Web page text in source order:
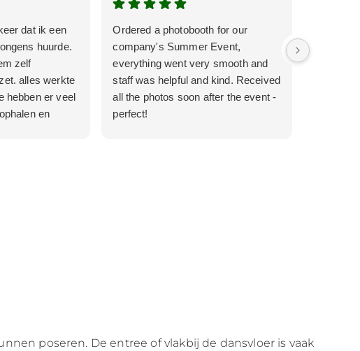
dat ik een
huurde.
zelf
alles werkte
hebben er veel
en
regelen.
Ordered a photobooth for our
company's Summer Event,
everything went very smooth and
staff was helpful and kind. Received
all the photos soon after the event -
perfect!
poseren. De entree of vlakbij de dansvloer is vaak